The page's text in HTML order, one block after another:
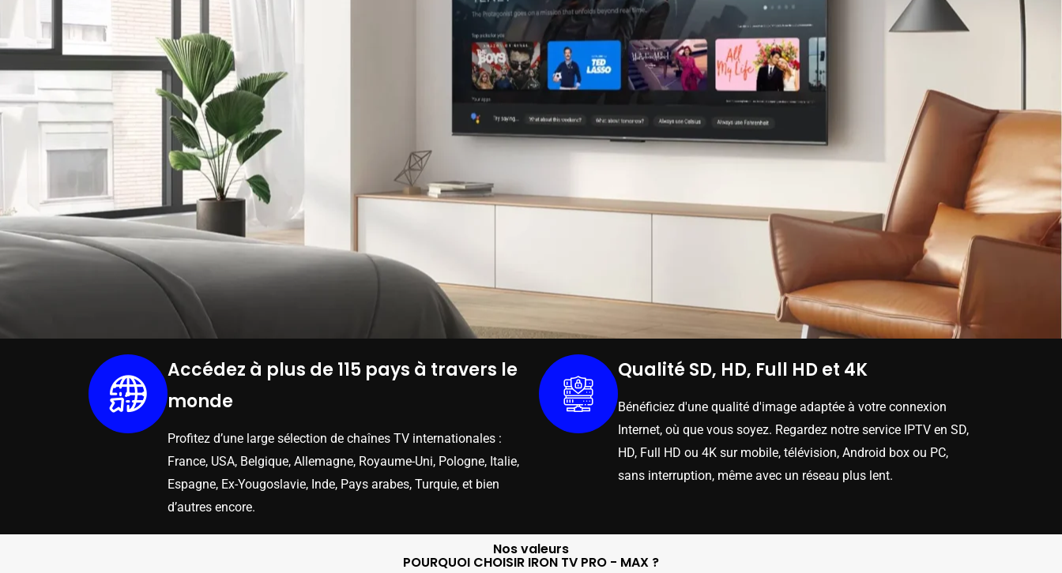
Accédez à plus de 115 pays à travers le
monde
Profitez d’une large sélection de chaînes TV internationales :
France, USA, Belgique, Allemagne, Royaume-Uni, Pologne, Italie,
Espagne, Ex-Yougoslavie, Inde, Pays arabes, Turquie, et bien
d’autres encore.
Qualité SD, HD, Full HD et 4K
Bénéficiez d'une qualité d'image adaptée à votre connexion
Internet, où que vous soyez. Regardez notre service IPTV en SD,
HD, Full HD ou 4K sur mobile, télévision, Android box ou PC,
sans interruption, même avec un réseau plus lent.
Nos valeurs
POURQUOI CHOISIR IRON TV PRO - MAX ?